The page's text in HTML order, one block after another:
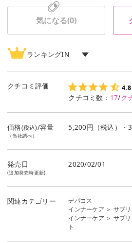
気になる(0)
ランキングIN
インナーケアランキング1位
サプリメント ランキング1位
クチコミ評価 4.8
クチコミ数： 17/ク
価格(税込)/容量
（当社調べ）
5,200円（税込）・
発売日
(追加発売時更新)
2020/02/01
関連カテゴリー
デパコス
インナーケア ＞ サプ
インナーケア ＞ サプ
ト